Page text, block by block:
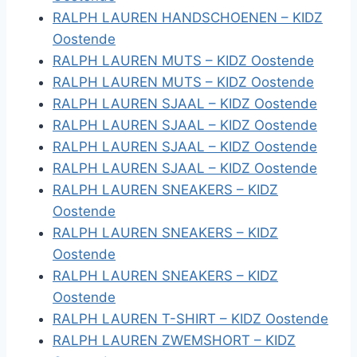
RALPH LAUREN HANDSCHOENEN – KIDZ
Oostende
RALPH LAUREN MUTS – KIDZ Oostende
RALPH LAUREN MUTS – KIDZ Oostende
RALPH LAUREN SJAAL – KIDZ Oostende
RALPH LAUREN SJAAL – KIDZ Oostende
RALPH LAUREN SJAAL – KIDZ Oostende
RALPH LAUREN SJAAL – KIDZ Oostende
RALPH LAUREN SNEAKERS – KIDZ
Oostende
RALPH LAUREN SNEAKERS – KIDZ
Oostende
RALPH LAUREN SNEAKERS – KIDZ
Oostende
RALPH LAUREN T-SHIRT – KIDZ Oostende
RALPH LAUREN ZWEMSHORT – KIDZ